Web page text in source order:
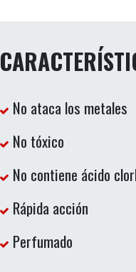
No ataca los metales
No tóxico
No contiene ácido
Rápida acción
Perfumado